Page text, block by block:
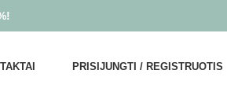
PRISIJUNGTI / REGISTRUOTIS